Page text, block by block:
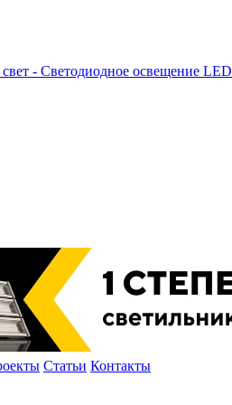
- Светодиодное освещение LED
Статьи Контакты